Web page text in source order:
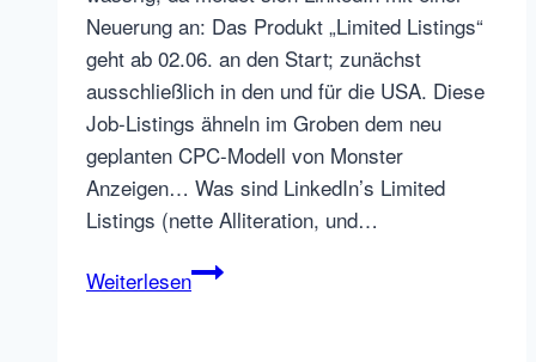
Neuerung an: Das Produkt „Limited Listings“
geht ab 02.06. an den Start; zunächst
ausschließlich in den und für die USA. Diese
Job-Listings ähneln im Groben dem neu
geplanten CPC-Modell von Monster
Anzeigen… Was sind LinkedIn’s Limited
Listings (nette Alliteration, und…
WeiterlesenAlles